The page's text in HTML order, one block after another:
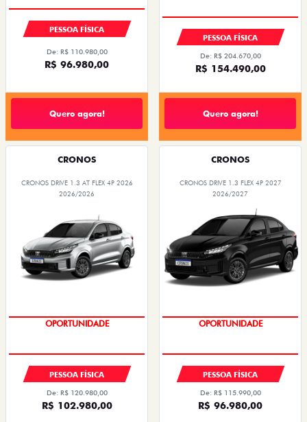
PESSOA FÍSICA
De: R$ 110.980,00
R$ 96.980,00
Quero agora!
PESSOA FÍSICA
De: R$ 204.670,00
R$ 154.490,00
Quero agora!
CRONOS
CRONOS DRIVE 1.3 AT FLEX 4P 2026
2026/2026
OPORTUNIDADE
PESSOA FÍSICA
De: R$ 120.980,00
R$ 102.980,00
CRONOS
CRONOS DRIVE 1.3 FLEX 4P 2027
2026/2027
OPORTUNIDADE
PESSOA FÍSICA
De: R$ 115.990,00
R$ 96.980,00